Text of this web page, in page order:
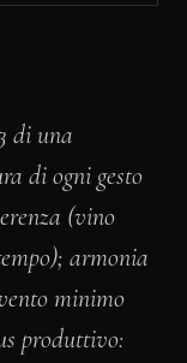
di una
di ogni gesto
(vino
armonia
minimo
produttivo: